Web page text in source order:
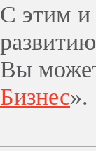
С этим и
Вы
Бизнес».